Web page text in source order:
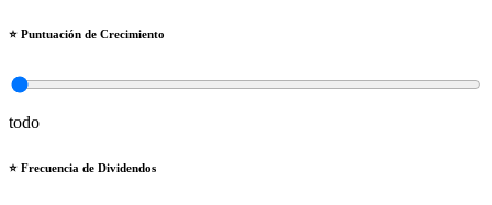
⭐️ Puntuación de Crecimiento
todo
⭐️ Frecuencia de Dividendos